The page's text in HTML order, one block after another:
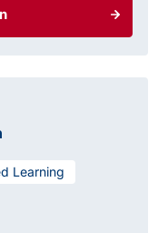
Learning